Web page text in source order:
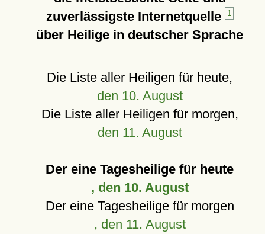
zuverlässigste Internetquelle
1
über Heilige in deutscher Sprache
Die Liste aller Heiligen für heute,
den 10. August
Die Liste aller Heiligen für morgen,
den 11. August
Der eine Tagesheilige für heute
, den 10. August
Der eine Tagesheilige für morgen
, den 11. August